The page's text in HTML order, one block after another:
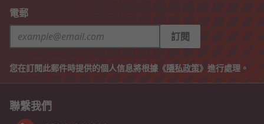
電郵
訂閱
您在訂閱此郵件時提供的個人信息將根據《隱私政策》進行處理。
聯繫我們